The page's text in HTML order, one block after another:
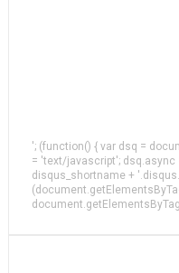
'; (function() { var dsq =
= 'text/javascript'; dsq.async
disqus_shortname +